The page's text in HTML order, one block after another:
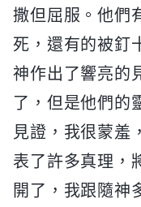
撒但屈服。他們
死，還有的被釘
神作出了響亮的
了，但是他們的
見證，我很蒙羞
表了許多真理，
開了，我跟隨神